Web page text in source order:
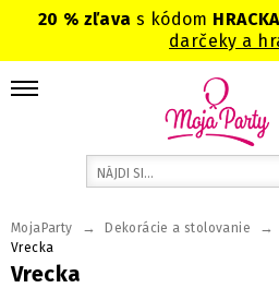
20 % zľavas kódom
darčeky a
Vrecka
MojaParty → Dekorácie a stolovanie →
Vrecka